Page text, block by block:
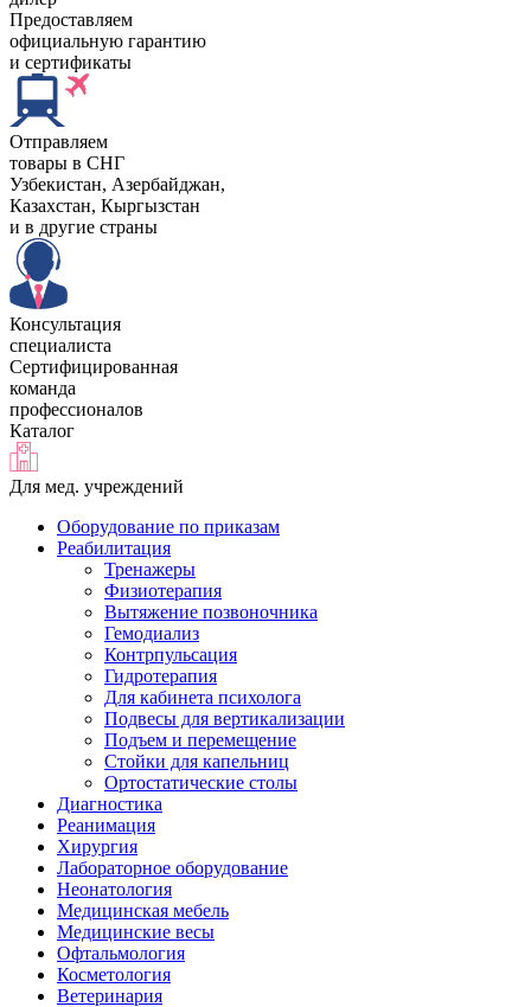
Предоставляем
официальную гарантию
и сертификаты
Отправляем
товары в СНГ
Узбекистан, Aзербайджан,
Казахстан, Кыргызстан
и в другие страны
Консультация
специалиста
Сертифицированная
команда
профессионалов
Каталог
Для мед. учреждений
Оборудование по приказам
Реабилитация
Тренажеры
Физиотерапия
Вытяжение позвоночника
Гемодиализ
Контрпульсация
Гидротерапия
Для кабинета психолога
Подвесы для вертикализации
Подъем и перемещение
Стойки для капельниц
Ортостатические столы
Диагностика
Реанимация
Хирургия
Лабораторное оборудование
Неонатология
Медицинская мебель
Медицинские весы
Офтальмология
Косметология
Ветеринария